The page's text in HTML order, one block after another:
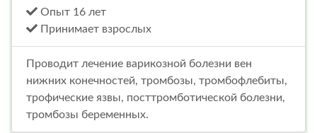
Опыт 16 лет
Принимает взрослых
Проводит лечение варикозной болезни вен
нижних конечностей, тромбозы, тромбофлебиты,
трофические язвы, посттромботической болезни,
тромбозы беременных.